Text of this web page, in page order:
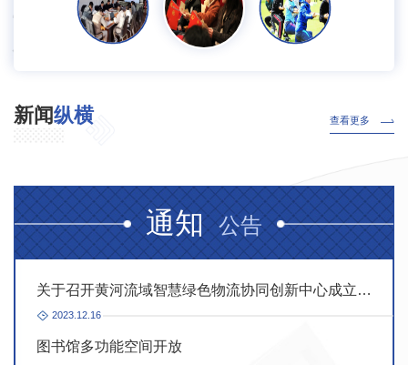
新闻纵横 查看更多
通知 公告
关于召开黄河流域智慧绿色物流协同创新中心成立大
会暨首届黄河流域物流业绿色低碳高质量发展研讨会
的通知
2023.12.16
图书馆多功能空间开放
关于征集教育部分道路命名方案的公告
2023.06.15
教育校史馆展陈资料征集公告